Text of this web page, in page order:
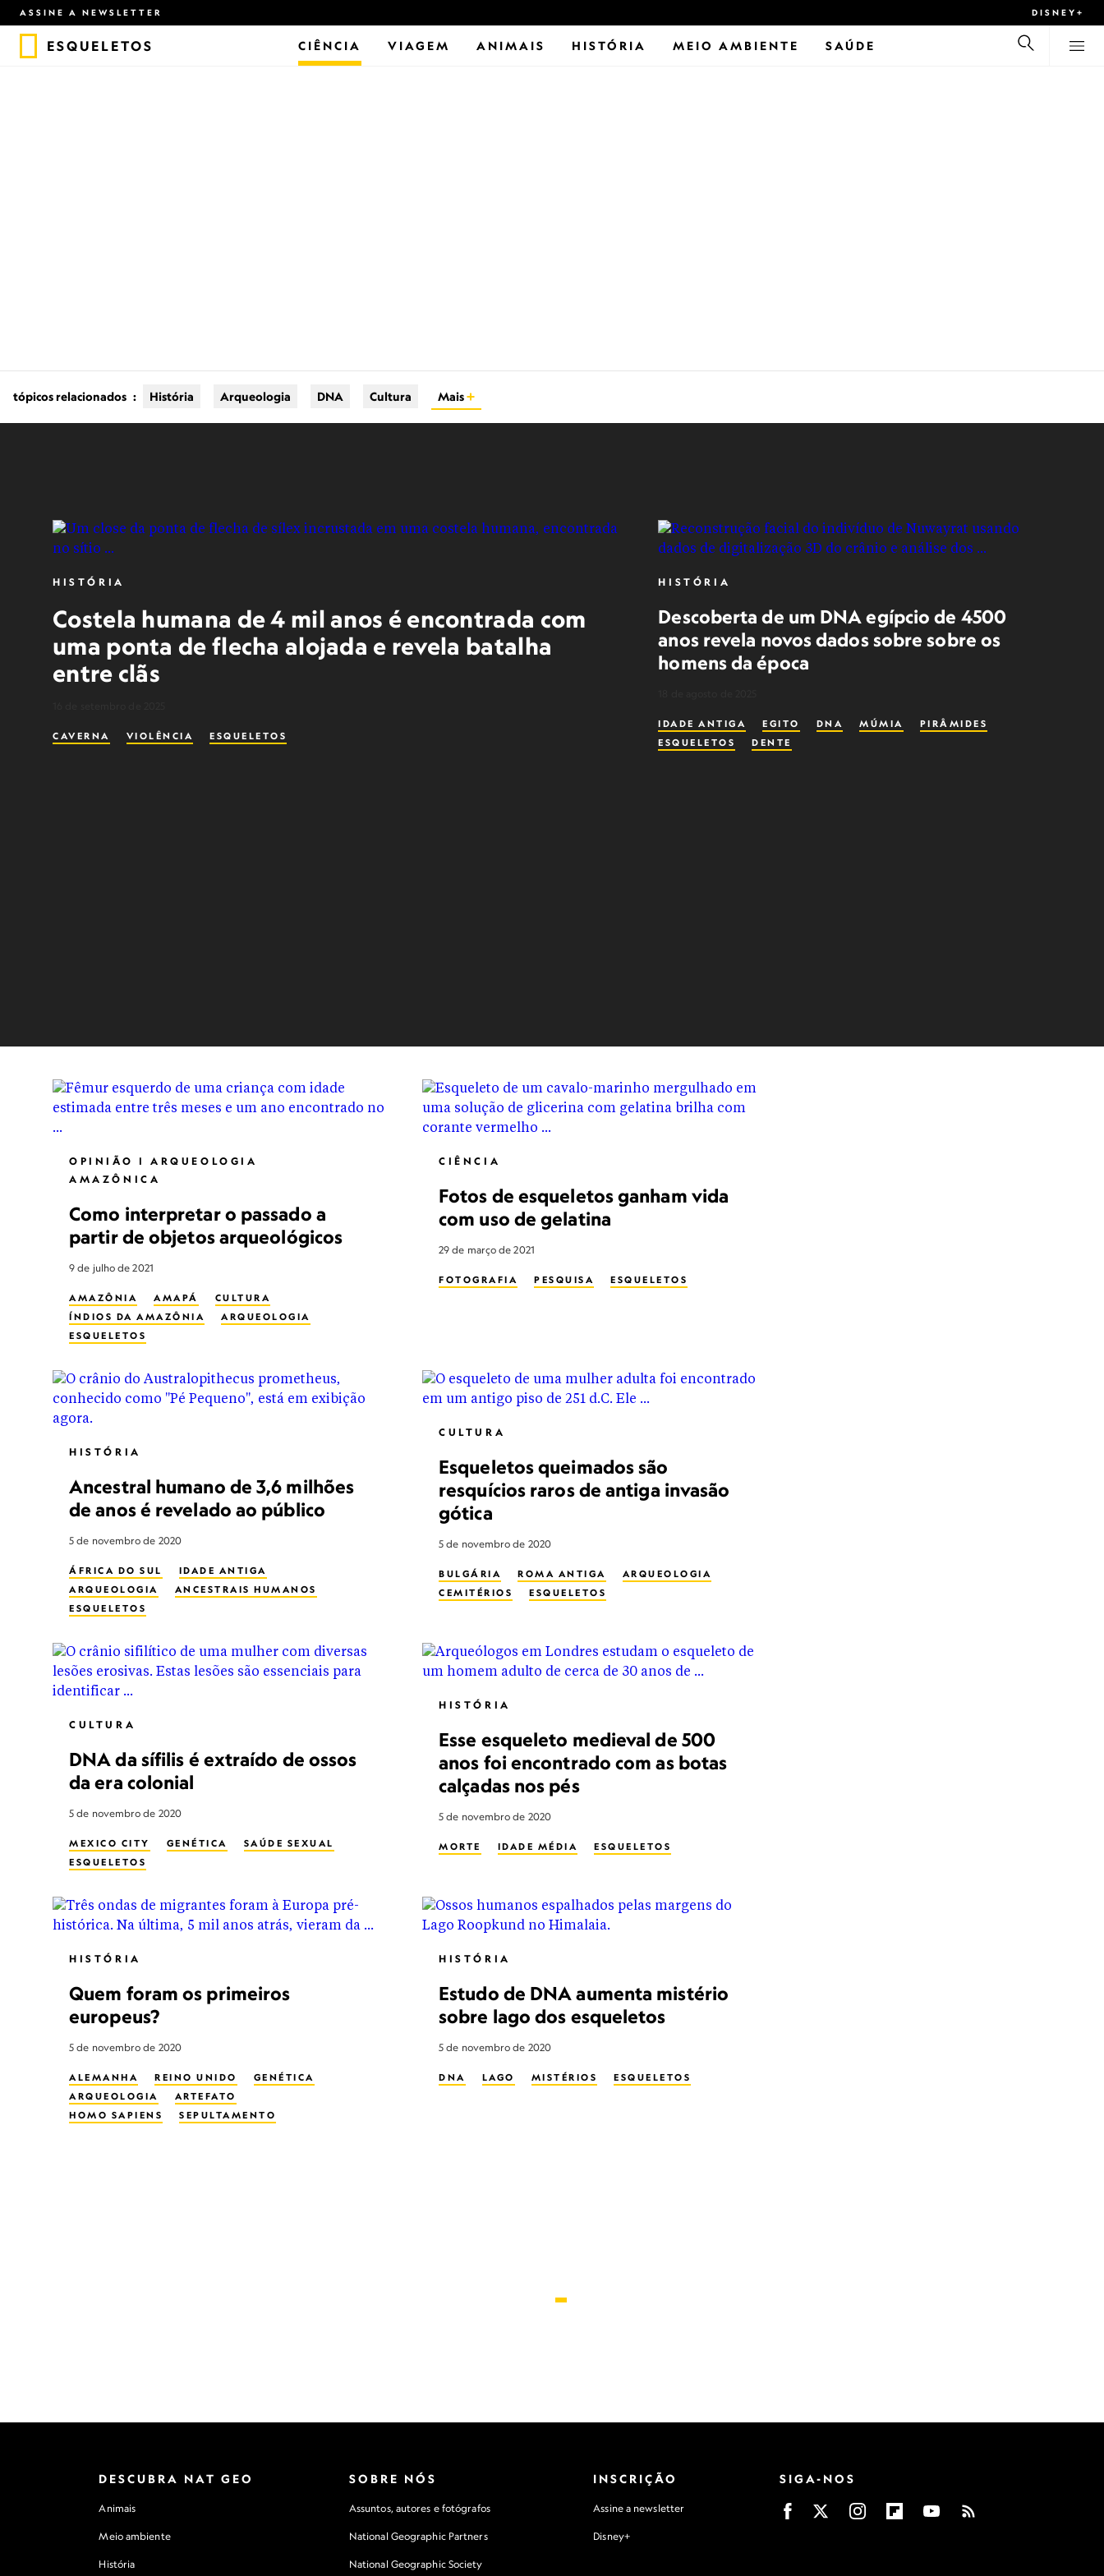
ASSINE A NEWSLETTER DISNEY+
ESQUELETOS CIÊNCIA VIAGEM ANIMAIS HISTÓRIA MEIO AMBIENTE SAÚDE
tópicos relacionados : História Arqueologia DNA Cultura Mais
HISTÓRIA
Costela humana de 4 mil anos é encontrada com
uma ponta de flecha alojada e revela batalha
entre clãs
CAVERNA VIOLÊNCIA ESQUELETOS
HISTÓRIA
Descoberta de um DNA egípcio de 4500
anos revela novos dados sobre sobre os
homens da época
IDADE ANTIGA EGITO DNA MÚMIA
PIRÂMIDES
ESQUELETOS
DENTE
OPINIÃO | ARQUEOLOGIA
AMAZÔNICA
Como interpretar o passado a
partir de objetos arqueológicos
9 de julho de 2021
AMAZÔNIA AMAPÁ
CULTURA
ÍNDIOS DA AMAZÔNIA
ARQUEOLOGIA
ESQUELETOS
CIÊNCIA
Fotos de esqueletos ganham vida
com uso de gelatina
29 de março de 2021
FOTOGRAFIA PESQUISA ESQUELETOS
HISTÓRIA
Ancestral humano de 3,6 milhões
de anos é revelado ao público
5 de novembro de 2020
ÁFRICA DO SUL
IDADE ANTIGA
ARQUEOLOGIA
ANCESTRAIS HUMANOS
ESQUELETOS
CULTURA
Esqueletos queimados são
resquícios raros de antiga invasão
gótica
5 de novembro de 2020
BULGÁRIA ROMA ANTIGA
ARQUEOLOGIA
CEMITÉRIOS
ESQUELETOS
CULTURA
DNA da sífilis é extraído de ossos
da era colonial
5 de novembro de 2020
MEXICO CITY GENÉTICA
SAÚDE SEXUAL
ESQUELETOS
HISTÓRIA
Esse esqueleto medieval de 500
anos foi encontrado com as botas
calçadas nos pés
5 de novembro de 2020
MORTE IDADE MÉDIA ESQUELETOS
HISTÓRIA
Quem foram os primeiros
europeus?
5 de novembro de 2020
ALEMANHA REINO UNIDO
GENÉTICA
ARQUEOLOGIA
ARTEFATO
HOMO SAPIENS
SEPULTAMENTO
HISTÓRIA
Estudo de DNA aumenta mistério
sobre lago dos esqueletos
5 de novembro de 2020
DNA LAGO MISTÉRIOS ESQUELETOS
DESCUBRA NAT GEO
Animais
Meio ambiente
História
SOBRE NÓS
Assuntos, autores e fotógrafos
National Geographic Partners
National Geographic Society
INSCRIÇÃO
Assine a newsletter
Disney+
SIGA-NOS